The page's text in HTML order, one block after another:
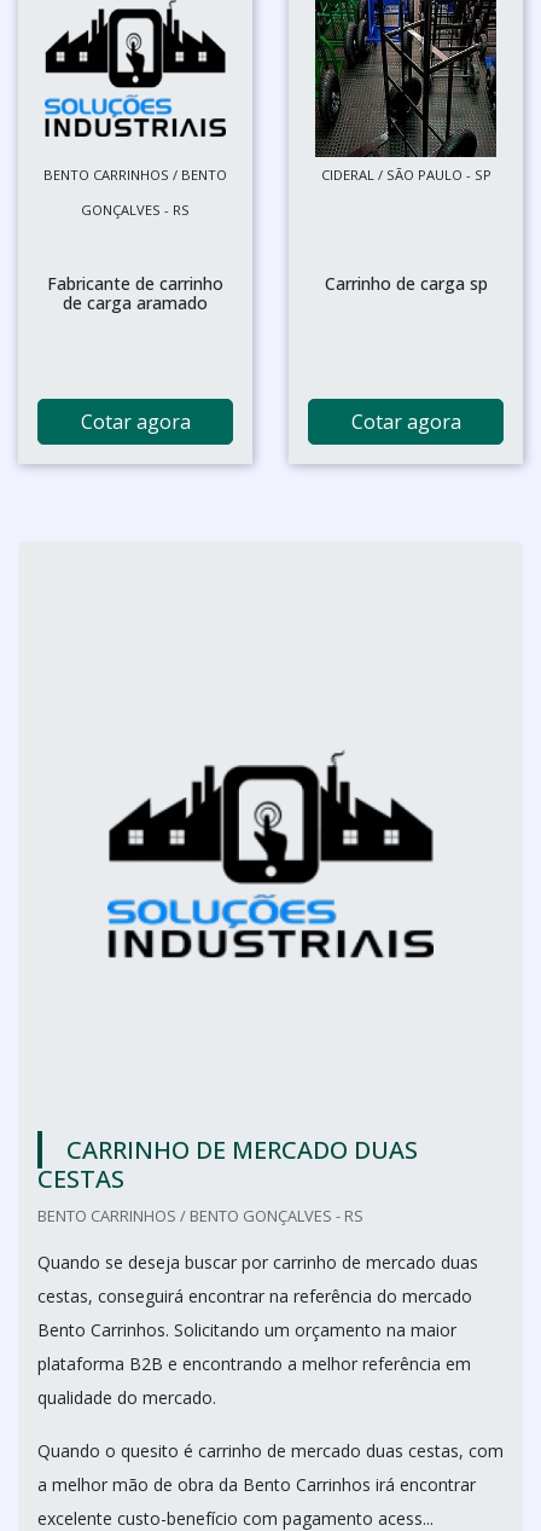
BENTO CARRINHOS / BENTO
GONÇALVES - RS
Fabricante de carrinho
de carga aramado
Cotar agora
CIDERAL / SÃO PAULO - SP
Carrinho de carga sp
Cotar agora
CARRINHO DE MERCADO DUAS
CESTAS
BENTO CARRINHOS / BENTO GONÇALVES - RS
Quando se deseja buscar por carrinho de mercado duas
cestas, conseguirá encontrar na referência do mercado
Bento Carrinhos. Solicitando um orçamento na maior
plataforma B2B e encontrando a melhor referência em
qualidade do mercado.
Quando o quesito é carrinho de mercado duas cestas, com
a melhor mão de obra da Bento Carrinhos irá encontrar
excelente custo-benefício com pagamento acess...